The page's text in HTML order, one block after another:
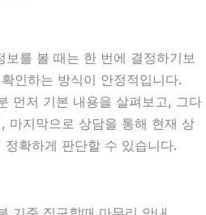
보를 볼 때는 한 번에 결정하기보
인하는 방식이 안정적입니다.
먼저 기본 내용을 살펴보고, 그다
마지막으로 상담을 통해 현재 상
확하게 판단할 수 있습니다.